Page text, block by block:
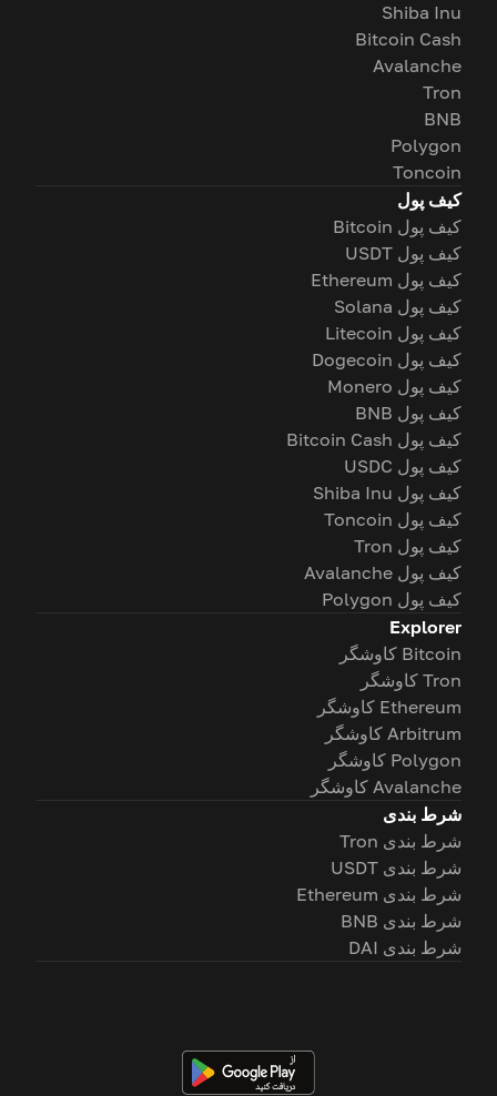
Shiba Inu
Bitcoin Cash
Avalanche
Tron
BNB
Polygon
Toncoin
کیف پول
کیف پول Bitcoin
کیف پول USDT
کیف پول Ethereum
کیف پول Solana
کیف پول Litecoin
کیف پول Dogecoin
کیف پول Monero
کیف پول BNB
کیف پول Bitcoin Cash
کیف پول USDC
کیف پول Shiba Inu
کیف پول Toncoin
کیف پول Tron
کیف پول Avalanche
کیف پول Polygon
Explorer
Bitcoin کاوشگر
Tron کاوشگر
Ethereum کاوشگر
Arbitrum کاوشگر
Polygon کاوشگر
Avalanche کاوشگر
شرط بندی
شرط بندی Tron
شرط بندی USDT
شرط بندی Ethereum
شرط بندی BNB
شرط بندی DAI